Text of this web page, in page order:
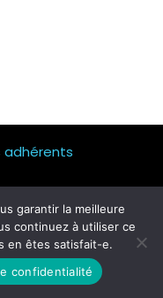
adhérents
Statuts
Contact
Petit dej
garantir la meilleure
continuez à utiliser ce
en êtes satisfait-e.
confidentialité